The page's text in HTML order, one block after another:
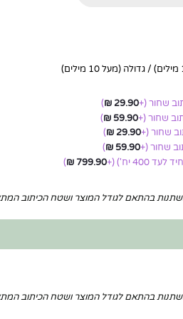
שחור(+
29.90
₪
)
שחור(+
59.90
₪
)
שחור(+
29.90
₪
)
שחור(+
59.90
₪
)
400 יח')
(+
799.90
₪
)
בהתאם לגודל המוצר ושטח הכיתוב
בהתאם לגודל המוצר ושטח הכיתוב